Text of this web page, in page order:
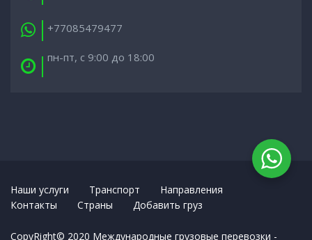
+77085479477
пн-пт, с 9:00 до 18:00
Наши услуги Транспорт
Направления
Контакты
Cтраны Добавить груз
CopyRight© 2020 Международные грузовые перевозки -